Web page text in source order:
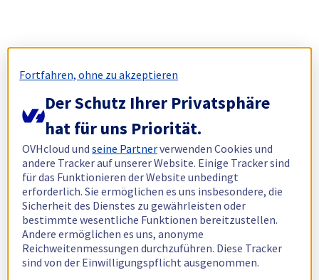
Fortfahren, ohne zu akzeptieren
Der Schutz Ihrer Privatsphäre
hat für uns Priorität.
OVHcloud undseine Partnerverwenden Cookies und
andere Tracker auf unserer Website. Einige Tracker sind
für das Funktionieren der Website unbedingt
erforderlich. Sie ermöglichen es uns insbesondere, die
Sicherheit des Dienstes zu gewährleisten oder
bestimmte wesentliche Funktionen bereitzustellen.
Andere ermöglichen es uns, anonyme
Reichweitenmessungen durchzuführen. Diese Tracker
sind von der Einwilligungspflicht ausgenommen.